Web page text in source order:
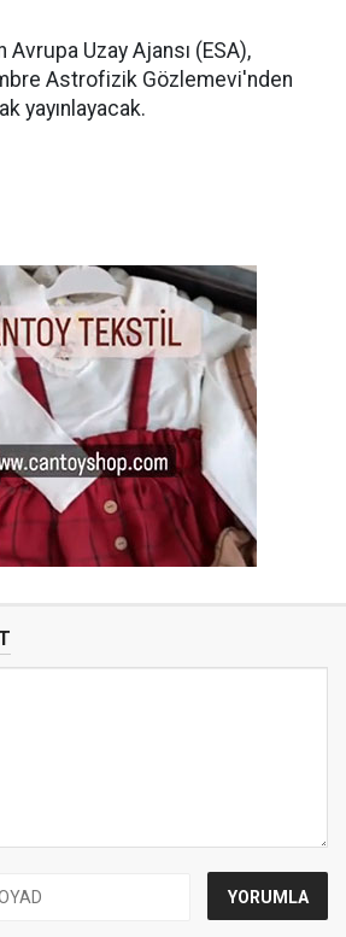
Avrupa Uzay Ajansı (ESA),
Astrofizik Gözlemevi'nden
yayınlayacak.